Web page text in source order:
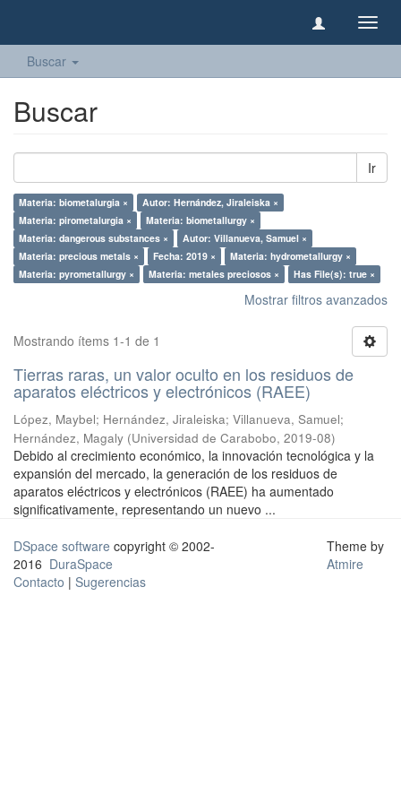
Buscar
Buscar
Ir
Materia: biometalurgia ×
Autor: Hernández, Jiraleiska ×
Materia: pirometalurgia ×
Materia: biometallurgy ×
Materia: dangerous substances ×
Autor: Villanueva, Samuel ×
Materia: precious metals ×
Fecha: 2019 ×
Materia: hydrometallurgy ×
Materia: pyrometallurgy ×
Materia: metales preciosos × Has File(s): true ×
Mostrar filtros avanzados
Mostrando ítems 1-1 de 1
Tierras raras, un valor oculto en los residuos de
aparatos eléctricos y electrónicos (RAEE)
López, Maybel; Hernández, Jiraleiska; Villanueva, Samuel;
Hernández, Magaly (Universidad de Carabobo, 2019-08)
Debido al crecimiento económico, la innovación tecnológica y la
expansión del mercado, la generación de los residuos de
aparatos eléctricos y electrónicos (RAEE) ha aumentado
significativamente, representando un nuevo ...
DSpace software copyright © 2002-
2016 DuraSpace
Contacto | Sugerencias
Theme by
Atmire